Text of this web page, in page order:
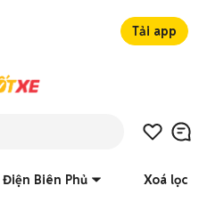
Tải app
Biên Phủ Xoá lọc